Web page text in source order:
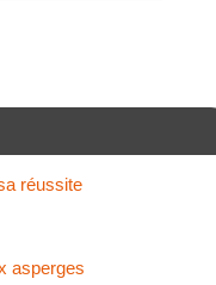
réussite
asperges